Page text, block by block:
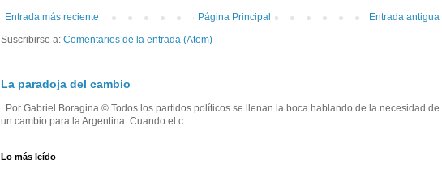
Entrada más reciente Entrada antigua
Página Principal
Suscribirse a: Comentarios de la entrada (Atom)
La paradoja del cambio
Por Gabriel Boragina © Todos los partidos políticos se llenan la boca hablando de la necesidad de
un cambio para la Argentina. Cuando el c...
Lo más leído